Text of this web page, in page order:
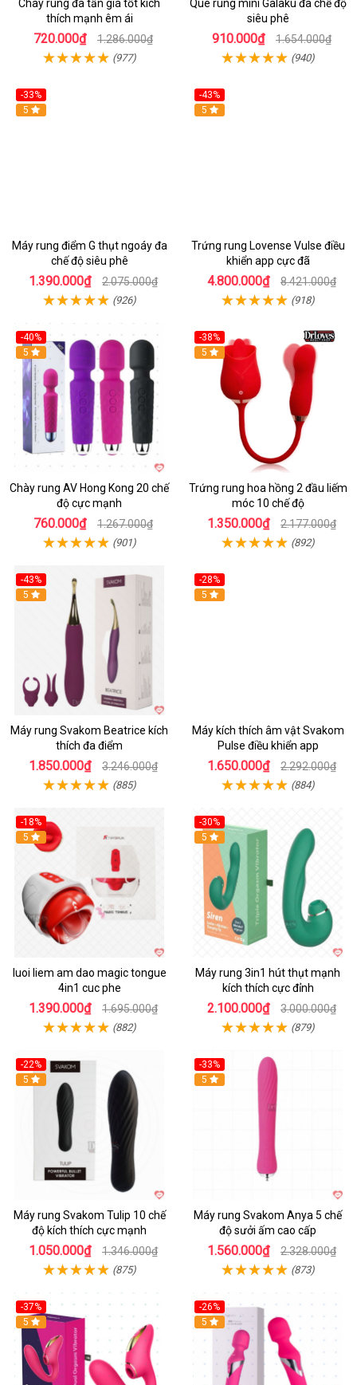
Chày rung đa tần giá tốt kích
thích mạnh êm ái
720.000₫ 1.286.000₫
(977)
Que rung mini Galaku đa chế độ
siêu phê
910.000₫ 1.654.000₫
(940)
-33%
Hot
5
Máy rung điểm G thụt ngoáy đa
chế độ siêu phê
1.390.000₫ 2.075.000₫
(926)
-43%
Hot
5
Trứng rung Lovense Vulse điều
khiển app cực đã
4.800.000₫ 8.421.000₫
(918)
-40%
5
Chày rung AV Hong Kong 20 chế
độ cực mạnh
760.000₫ 1.267.000₫
(901)
-38%
Hot
5
Trứng rung hoa hồng 2 đầu liếm
móc 10 chế độ
1.350.000₫ 2.177.000₫
(892)
-43%
Hot
5
Máy rung Svakom Beatrice kích
thích đa điểm
1.850.000₫ 3.246.000₫
(885)
-28%
Hot
5
Máy kích thích âm vật Svakom
Pulse điều khiển app
1.650.000₫ 2.292.000₫
(884)
-18%
Hot
5
luoi liem am dao magic tongue
4in1 cuc phe
1.390.000₫ 1.695.000₫
(882)
-30%
Hot
5
Máy rung 3in1 hút thụt mạnh
kích thích cực đỉnh
2.100.000₫ 3.000.000₫
(879)
-22%
Hot
5
Máy rung Svakom Tulip 10 chế
độ kích thích cực mạnh
1.050.000₫ 1.346.000₫
(875)
-33%
Hot
5
Máy rung Svakom Anya 5 chế
độ sưởi ấm cao cấp
1.560.000₫ 2.328.000₫
(873)
-37%
Hot
5
-26%
Hot
5